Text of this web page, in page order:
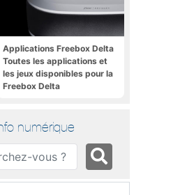
Applications Freebox Delta
Toutes les applications et
les jeux disponibles pour la
Freebox Delta
numérique